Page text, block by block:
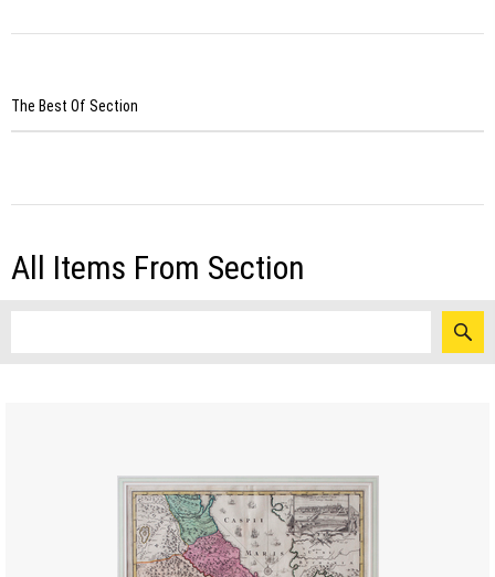
The Best Of Section
All Items From Section